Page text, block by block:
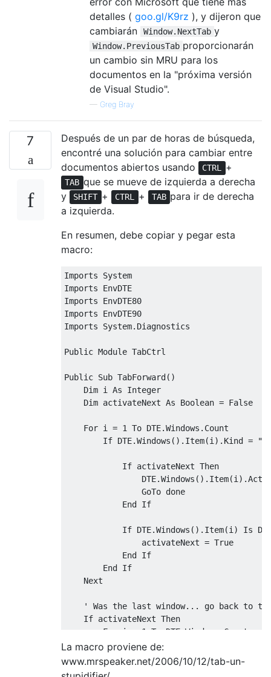
detalles ( goo.gl/K9rz ), y dijeron que
cambiarán
Window.NextTab y
Window.PreviousTab proporcionarán
un cambio sin MRU para los
documentos en la "próxima versión
de Visual Studio".
— Greg Bray
7
Después de un par de horas de búsqueda,
encontré una solución para cambiar entre
documentos abiertos usando
CTRL +
TAB que se mueve de izquierda a derecha
y
SHIFT + CTRL + TAB para ir de derecha
a izquierda.
En resumen, debe copiar y pegar esta
macro:
Imports System
Imports EnvDTE
Imports EnvDTE80
Imports EnvDTE90
Imports System.Diagnostics
Public Module TabCtrl
Public Sub TabForward()
    Dim i As Integer
    Dim activateNext As Boolean = False
    For i = 1 To DTE.Windows.Count
If DTE.Windows().Item(i).Kind =
            If activateNext Then
                GoTo done
            End If
If DTE.Windows().Item(i) Is
                activateNext = True
            End If
        End If
    Next
' Was the last window... go back to
    If activateNext Then
        For i = 1 To DTE.Windows.Count
If DTE.Windows().Item(i).Kind
                GoTo done
La macro proviene de:
www.mrspeaker.net/2006/10/12/tab-un-